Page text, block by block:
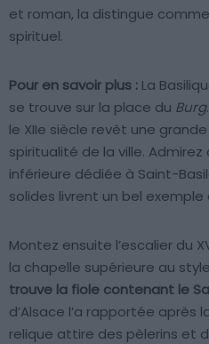
et roman, la distingue
spirituel.
Pour en savoir plus : La
se trouve sur la place du Burg
le XIIe siècle revêt une
spiritualité de la ville. Admirez
inférieure dédiée à Saint-
solides livrent un bel
Montez ensuite l’escalier du
la chapelle supérieure au
trouve la fiole contenant le
d’Alsace l’a rapportée
relique attire des pèlerins et